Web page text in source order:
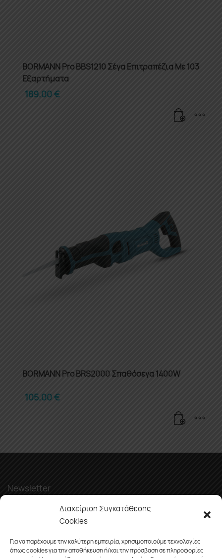
Διαχείριση Συγκατάθεσης
Cookies
Για να παρέχουμε την καλύτερη εμπειρία, χρησιμοποιούμε τεχνολογίες
όπως cookies για την αποθήκευση ή/και την πρόσβαση σε πληροφορίες
BORMANN Pro BBS1210 Σέγα Επιτραπέζια Με 103
Εξαρτήματα
189.00€
BORMANN Pro BRS2000 Σπαθόσεγα 1400W
105.00€
Newsletter